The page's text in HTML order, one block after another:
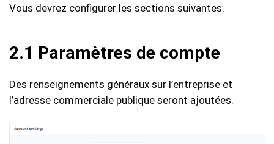
Vous devrez configurer les sections suivantes.
2.1 Paramètres de compte
Des renseignements généraux sur l’entreprise et
l’adresse commerciale publique seront ajoutées.